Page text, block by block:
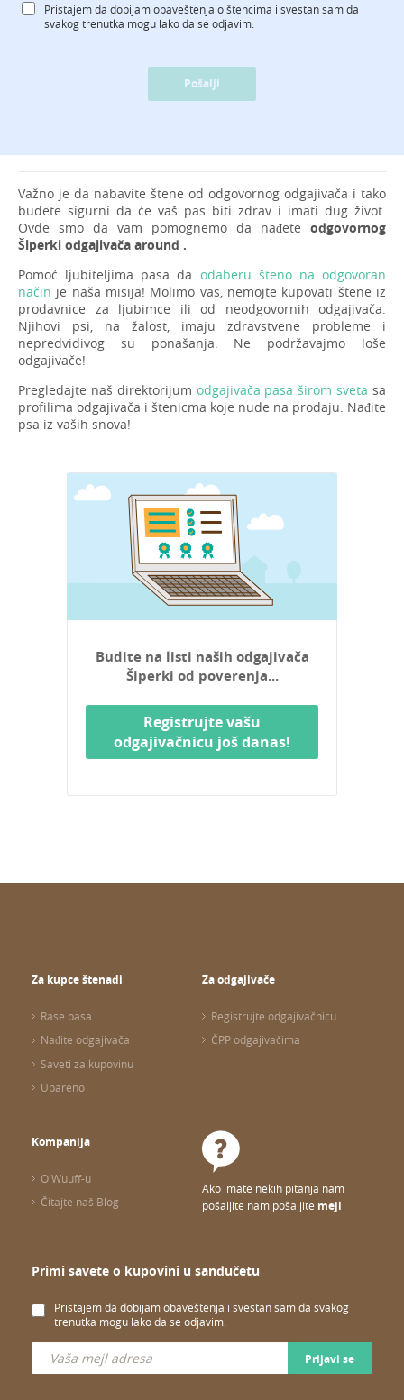
Pristajem da dobijam obaveštenja o štencima i svestan sam da
svakog trenutka mogu lako da se odjavim.
Pošalji
Važno je da nabavite štene od odgovornog odgajivača i tako
budete sigurni da će vaš pas biti zdrav i imati dug život.
Ovde smo da vam pomognemo da nađete odgovornog
Šiperki odgajivača around .
Pomoć ljubiteljima pasa da odaberu šteno na odgovoran
način je naša misija! Molimo vas, nemojte kupovati štene iz
prodavnice za ljubimce ili od neodgovornih odgajivača.
Njihovi psi, na žalost, imaju zdravstvene probleme i
nepredvidivog su ponašanja. Ne podržavajmo loše
odgajivače!
Pregledajte naš direktorijum odgajivača pasa širom sveta sa
profilima odgajivača i štenicma koje nude na prodaju. Nađite
psa iz vaših snova!
Budite na listi naših odgajivača
Šiperki od poverenja...
Registrujte vašu
odgajivačnicu još danas!
Za kupce štenadi
Rase pasa
Nađite odgajivača
Saveti za kupovinu
Upareno
Za odgajivače
Registrujte odgajivačnicu
ČPP odgajivačima
Kompanija
O Wuuff-u
Čitajte naš Blog
Ako imate nekih pitanja nam
pošaljite nam pošaljite mejl
Primi savete o kupovini u sandučetu
Pristajem da dobijam obaveštenja i svestan sam da svakog
trenutka mogu lako da se odjavim.
Prijavi se